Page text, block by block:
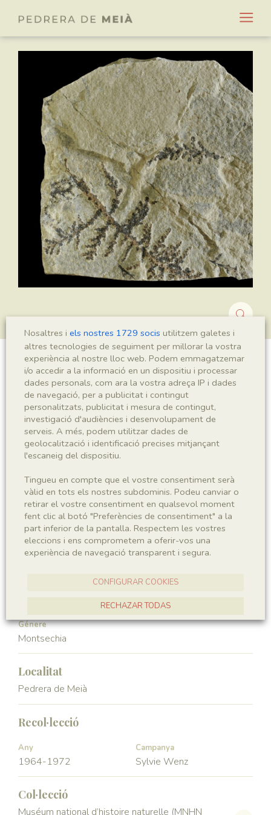
Montsechia vidalii
Sigla
MNHN 17915
Regne
Plantae
Phyllum
Spermatophyta
Subphyllum
Angiospermae
Classe
Magnoliopsida
Familia
Génere
Montsechia
Localitat
Pedrera de Meià
Recol·lecció
Any
1964-1972
Campanya
Sylvie Wenz
Col·lecció
Muséum national d’histoire naturelle (MNHN
Nosaltres i els nostres 1729 socis utilitzem galetes i
altres tecnologies de seguiment per millorar la vostra
experiència al nostre lloc web. Podem emmagatzemar
i/o accedir a la informació en un dispositiu i processar
dades personals, com ara la vostra adreça IP i dades
de navegació, per a publicitat i contingut
personalitzats, publicitat i mesura de contingut,
investigació d'audiències i desenvolupament de
serveis. A més, podem utilitzar dades de
geolocalització i identificació precises mitjançant
l'escaneig del dispositiu.
Tingueu en compte que el vostre consentiment serà
vàlid en tots els nostres subdominis. Podeu canviar o
retirar el vostre consentiment en qualsevol moment
fent clic al botó "Preferències de consentiment" a la
part inferior de la pantalla. Respectem les vostres
eleccions i ens comprometem a oferir-vos una
experiència de navegació transparent i segura.
CONFIGURAR COOKIES
RECHAZAR TODAS
ACCEPTAR TOTES